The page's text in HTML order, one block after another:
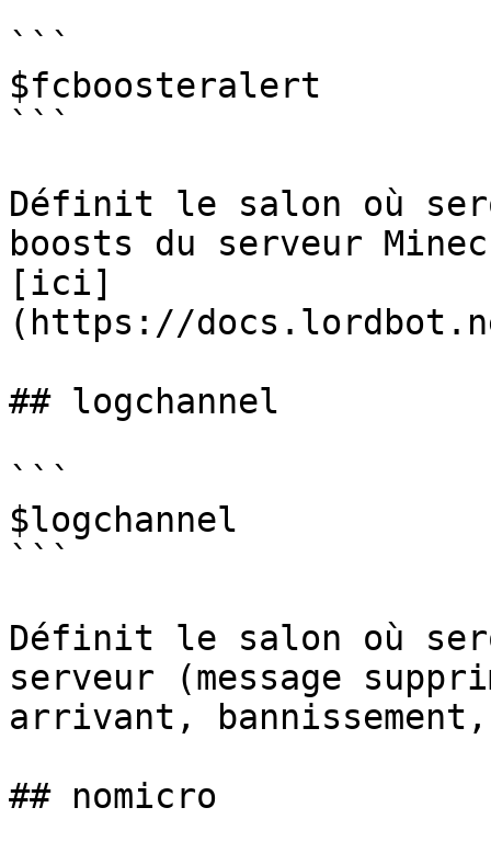
```
$fcboosteralert
```
Définit le salon où
boosts du serveur
[ici]
(https://
## logchannel
```
$logchannel
```
Définit le salon où
serveur (message
arrivant,
## nomicro